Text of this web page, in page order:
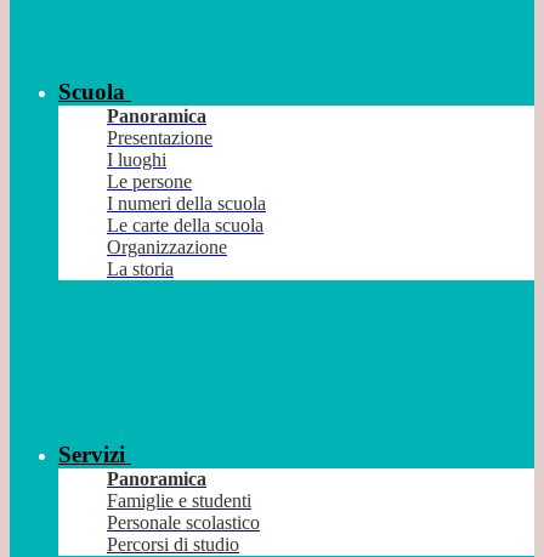
Scuola
Panoramica
Presentazione
I luoghi
Le persone
I numeri della scuola
Le carte della scuola
Organizzazione
La storia
Servizi
Panoramica
Famiglie e studenti
Personale scolastico
Percorsi di studio